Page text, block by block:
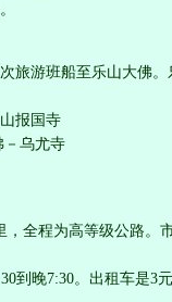
旅游班船至乐山大佛
报国寺
－乌尤寺
，全程为高等级公路。
到晚7:30。出租车是3